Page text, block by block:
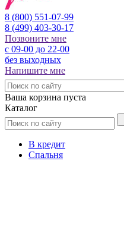
8 (800) 551-07-99
8 (499) 403-30-17
Позвоните мне
с 09-00 до 22-00
без выходных
Напишите мне
Ваша корзина пуста
Каталог
В кредит
Спальня